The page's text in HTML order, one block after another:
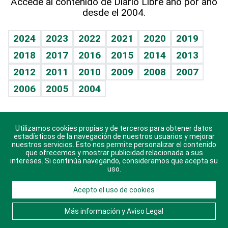
Vida y familia
Eñe
Celebrando la vida
Sin complejos
En pocas palabras
Escuchando al corazón
Economía Personal
BRV
TBT Deportivo
Más firmas
Guía del dinero
Horóscopos
Juegos
desde el 2004.
2024 2023 2022 2021 2020
2019
2018
2017 2016 2015 2014
2013
2012
2011 2010 2009 2008
2007
2006
2005 2004
Descarga nuestras aplicaciones para Android, iOS y
sistema Huawei.
© 2021 Diario Libre, todos los derechos reservados.
Consulta elAviso Legal. Ponte en Contacto
nosotros y conoce más sobre Diario Libre
Utilizamos cookies propias y de terceros para obtener datos
estadísticos de la navegación de nuestros usuarios y mejorar
nuestros servicios. Esto nos permite personalizar el contenido
que ofrecemos y mostrar publicidad relacionada a sus
intereses. Si continúa navegando, consideramos que acepta su
uso.
Acepto el uso de cookies
Más información y Aviso Legal